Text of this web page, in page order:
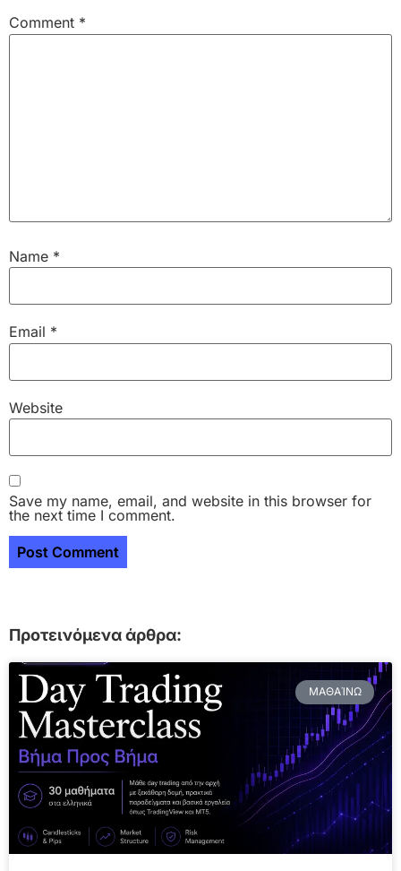
Comment *
Name *
Email *
Website
Save my name, email, and website in this browser for
the next time I comment.
Προτεινόμενα άρθρα:
ΜΑΘΑΊΝΩ